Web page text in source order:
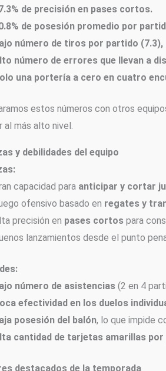
de precisión en pases cortos.
de posesión promedio por
número de tiros por partido
número de errores que llevan a
una portería a cero en cuatro
estos números con otros
al más alto nivel.
y debilidades del equipo
capacidad para anticipar y cortar
ofensivo basado en regates y
precisión en pases cortos para
lanzamientos desde el punto
número de asistencias (2 en 4
efectividad en los duelos
posesión del balón, lo que impide
cantidad de tarjetas amarillas por
destacados de la temporada